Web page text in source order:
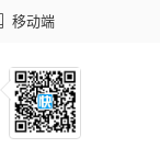
移动端